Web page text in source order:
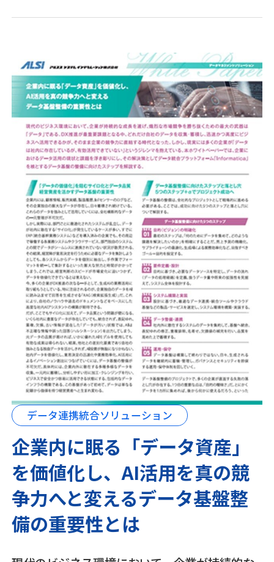
データ連携統合ソリューション
企業内に眠る「データ資産」
を価値化し、AI活用を真の競
争力へと変えるデータ基盤整
備の重要性とは